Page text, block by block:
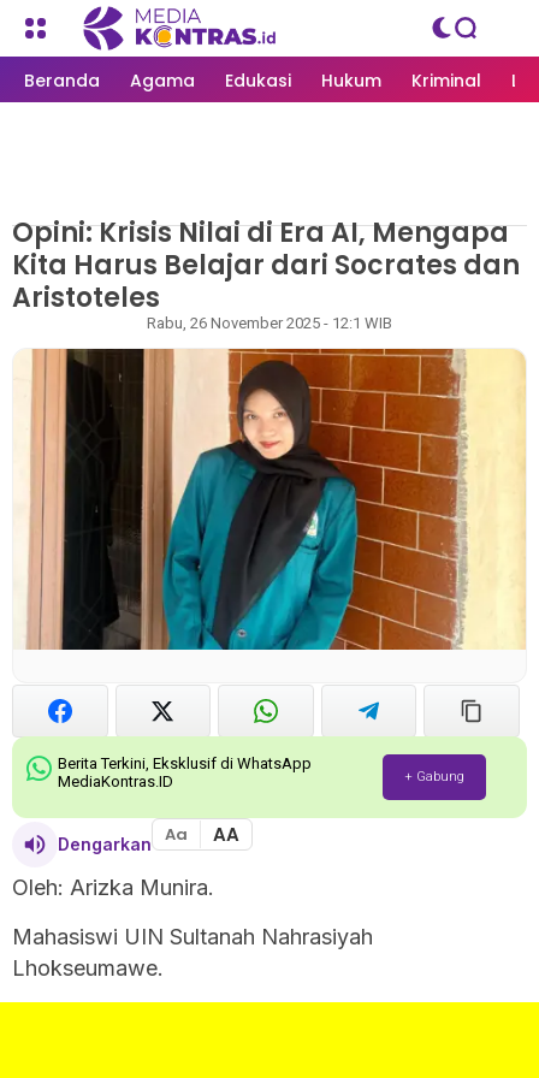
Beranda Agama Edukasi Hukum Kriminal
MEDIAKONTRAS.ID/ OPINI
Opini: Krisis Nilai di Era AI, Mengapa
Kita Harus Belajar dari Socrates dan
Aristoteles
Rabu, 26 November 2025 - 12:1 WIB
Berita Terkini, Eksklusif di WhatsApp
MediaKontras.ID
+ Gabung
Dengarkan Aa AA
Oleh: Arizka Munira.
Mahasiswi UIN Sultanah Nahrasiyah
Lhokseumawe.